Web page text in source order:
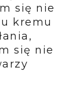
się nie
kremu
się nie